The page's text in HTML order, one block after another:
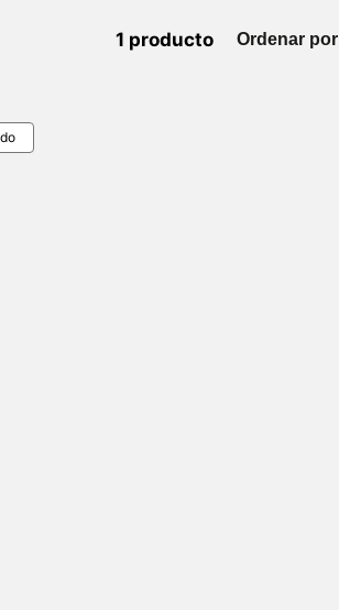
1 producto Ordenar por